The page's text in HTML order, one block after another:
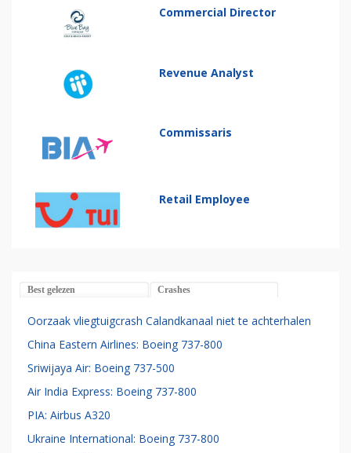
Commercial Director
Revenue Analyst
Commissaris
Retail Employee
Best gelezen Crashes
Oorzaak vliegtuigcrash Calandkanaal niet te achterhalen
China Eastern Airlines: Boeing 737-800
Sriwijaya Air: Boeing 737-500
Air India Express: Boeing 737-800
PIA: Airbus A320
Ukraine International: Boeing 737-800